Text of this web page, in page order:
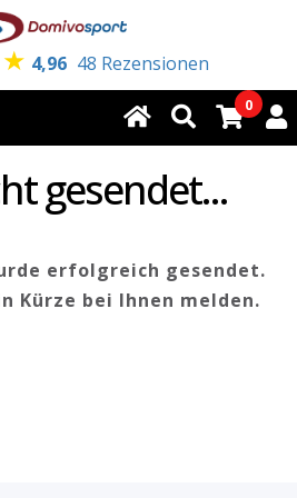
★ 4,96 48 Rezensionen
0
gesendet...
erfolgreich gesendet.
Kürze bei Ihnen melden.